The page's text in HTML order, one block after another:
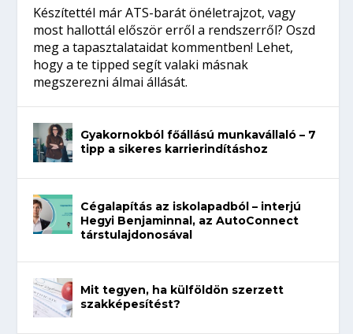
Készítettél már ATS-barát önéletrajzot, vagy
most hallottál először erről a rendszerről? Oszd
meg a tapasztalataidat kommentben! Lehet,
hogy a te tipped segít valaki másnak
megszerezni álmai állását.
Gyakornokból főállású munkavállaló – 7
tipp a sikeres karrierindításhoz
Cégalapítás az iskolapadból – interjú
Hegyi Benjaminnal, az AutoConnect
társtulajdonosával
Mit tegyen, ha külföldön szerzett
szakképesítést?